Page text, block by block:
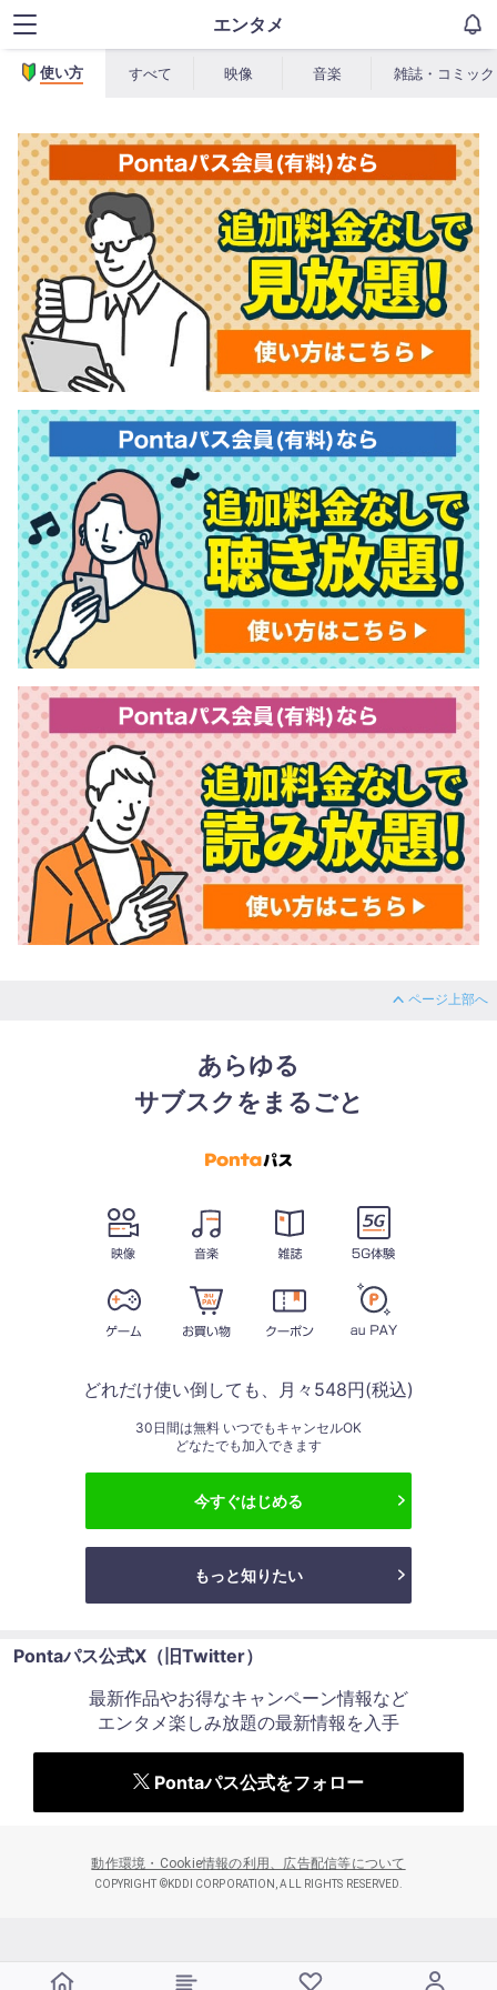
エンタメ
使い方 すべて 映像 音楽 雑誌・コミック
ページ上部へ
あらゆる
サブスクをまるごと
どれだけ使い倒しても、月々548円(税込)
30日間は無料 いつでもキャンセルOK
どなたでも加入できます
今すぐはじめる
もっと知りたい
Pontaパス公式X（旧Twitter）
最新作品やお得なキャンペーン情報など
エンタメ楽しみ放題の最新情報を入手
Pontaパス公式をフォロー
動作環境・Cookie情報の利用、広告配信等について
COPYRIGHT ©KDDI CORPORATION, ALL RIGHTS RESERVED.